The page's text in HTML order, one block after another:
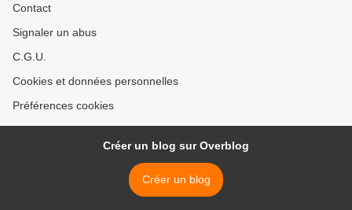
Contact
Signaler un abus
C.G.U.
Cookies et données personnelles
Préférences cookies
Créer un blog sur Overblog
Créer un blog